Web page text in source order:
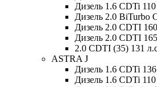
Дизель 1.6 CDTi
Дизель 2.0 BiTurbo
Дизель 2.0 CDTI
Дизель 2.0 CDTI
2.0 CDTI (35) 131
ASTRA J
Дизель 1.6 CDTi
Дизель 1.6 CDTi